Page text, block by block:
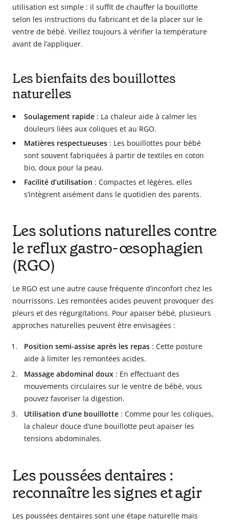
utilisation est simple : il suffit de chauffer la bouillotte
selon les instructions du fabricant et de la placer sur le
ventre de bébé. Veillez toujours à vérifier la température
avant de l’appliquer.
Les bienfaits des bouillottes
naturelles
Soulagement rapide: La chaleur aide à calmer les
douleurs liées aux coliques et au RGO.
Matières respectueuses: Les bouillottes pour bébé
sont souvent fabriquées à partir de textiles en coton
bio, doux pour la peau.
Facilité d’utilisation : Compactes et légères, elles
s’intègrent aisément dans le quotidien des parents.
Les solutions naturelles contre
le reflux gastro-œsophagien
(RGO)
Le RGO est une autre cause fréquente d’inconfort chez les
nourrissons. Les remontées acides peuvent provoquer des
pleurs et des régurgitations. Pour apaiser bébé, plusieurs
approches naturelles peuvent être envisagées :
Position semi-assise après les repas : Cette posture
aide à limiter les remontées acides.
Massage abdominal doux : En effectuant des
mouvements circulaires sur le ventre de bébé, vous
pouvez favoriser la digestion.
Utilisation d’une bouillotte : Comme pour les coliques,
la chaleur douce d’une bouillotte peut apaiser les
tensions abdominales.
Les poussées dentaires :
reconnaître les signes et agir
Les poussées dentaires sont une étape naturelle mais